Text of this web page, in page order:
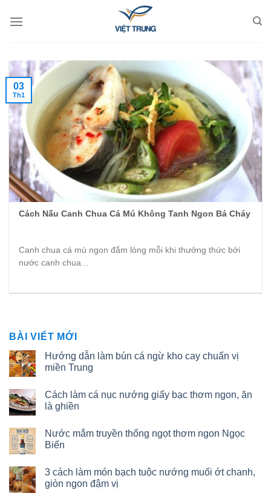
Cách Nấu Canh Chua Cá Mú Không Tanh Ngon Bá Cháy
Canh chua cá mú ngon đắm lòng mỗi khi thưởng thức bởi
nước canh chua...
03
Th1
BÀI VIẾT MỚI
Hướng dẫn làm bún cá ngừ kho cay chuẩn vị
miền Trung
Cách làm cá nục nướng giấy bạc thơm ngon, ăn
là ghiền
Nước mắm truyền thống ngọt thơm ngon Ngọc
Biển
3 cách làm món bạch tuộc nướng muối ớt chanh,
giòn ngon đậm vị